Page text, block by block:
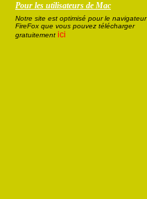
Pour les utilisateurs de Mac
Notre site est optimisé pour le navigateur
FireFox que vous pouvez télécharger
gratuitement ici